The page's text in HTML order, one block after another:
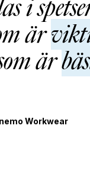
i
är
är
Workwear